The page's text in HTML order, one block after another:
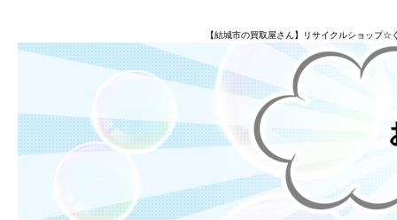
【結城市の買取屋さん】リサイクルショップ☆